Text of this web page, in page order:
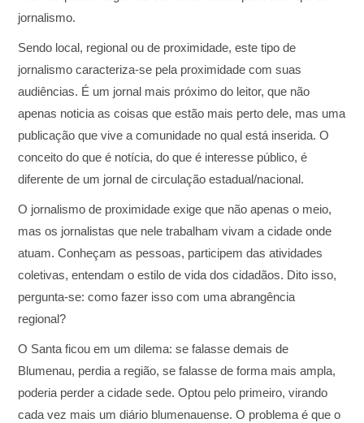
jornalismo.
Sendo local, regional ou de proximidade, este tipo de
jornalismo caracteriza-se pela proximidade com suas
audiências. É um jornal mais próximo do leitor, que não
apenas noticia as coisas que estão mais perto dele, mas uma
publicação que vive a comunidade no qual está inserida. O
conceito do que é notícia, do que é interesse público, é
diferente de um jornal de circulação estadual/nacional.
O jornalismo de proximidade exige que não apenas o meio,
mas os jornalistas que nele trabalham vivam a cidade onde
atuam. Conheçam as pessoas, participem das atividades
coletivas, entendam o estilo de vida dos cidadãos. Dito isso,
pergunta-se: como fazer isso com uma abrangência
regional?
O Santa ficou em um dilema: se falasse demais de
Blumenau, perdia a região, se falasse de forma mais ampla,
poderia perder a cidade sede. Optou pelo primeiro, virando
cada vez mais um diário blumenauense. O problema é que o